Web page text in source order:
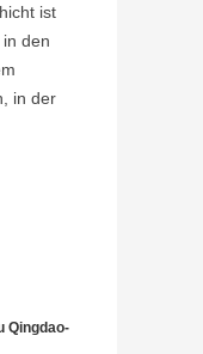
ist
den
in der
Qingdao-